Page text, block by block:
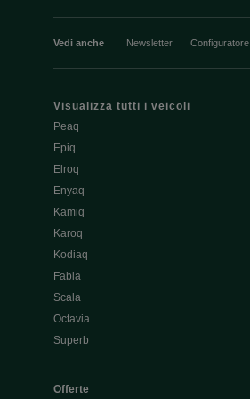
Vedi anche Newsletter Configuratore
Visualizza tutti i veicoli
Peaq
Epiq
Elroq
Enyaq
Kamiq
Karoq
Kodiaq
Fabia
Scala
Octavia
Superb
Offerte